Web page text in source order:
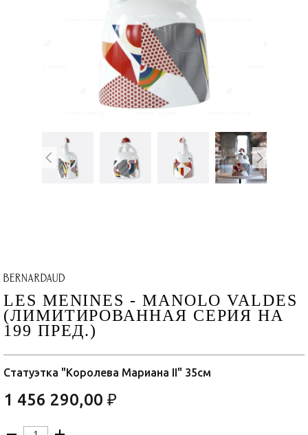
LES MENINES - MANOLO VALDES
(ЛИМИТИРОВАННАЯ СЕРИЯ НА
199 ПРЕД.)
Статуэтка "Королева Мариана II" 35см
1 456 290,00 ₽